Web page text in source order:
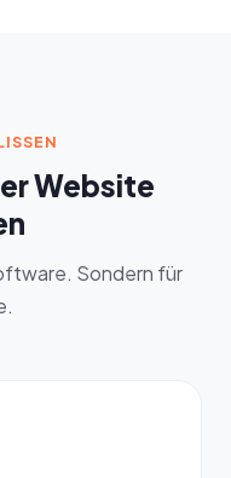
Website
Sondern für